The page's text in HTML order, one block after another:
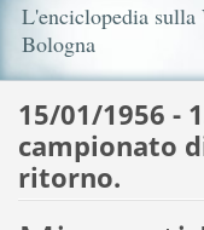
L'enciclopedia sulla
Bologna
15/01/1956 -
campionato
ritorno.